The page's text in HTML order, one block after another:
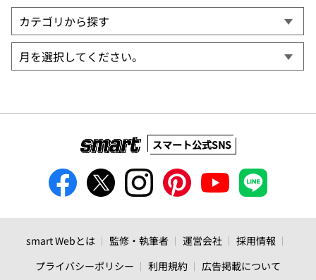
スマート公式SNS
smart Webとは 監修・執筆者 運営会社
採用情報
プライバシーポリシー
利用規約 広告掲載について